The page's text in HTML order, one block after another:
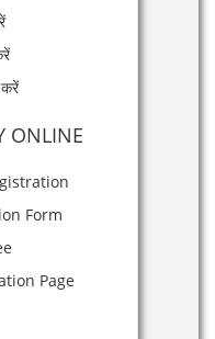
ONLINE
Form
Page